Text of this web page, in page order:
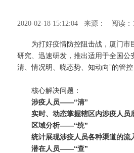
2020-02-18 15:12:04 来源： 阅读：
为打好疫情防控阻击战，厦门
研究、迅速研发，推出适用于全国公
清、情况明、晓态势、知动向”的管控
核心解决问题：
涉疫人员——“清”
实时、动态掌握辖区内涉疫人员
区域分析——“统”
统计展现涉疫人员各种渠道的流
潜在人员——“查”